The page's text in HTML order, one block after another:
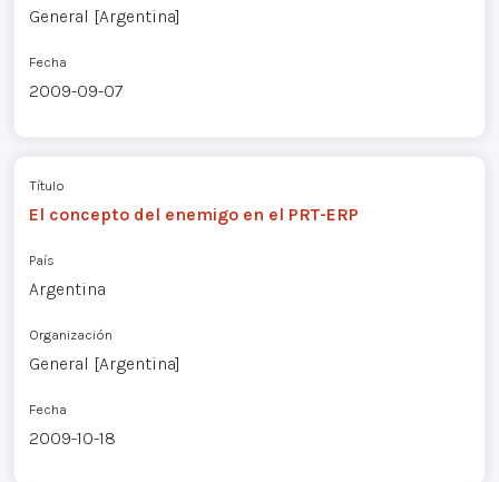
General [Argentina]
Fecha
2009-09-07
Título
El concepto del enemigo en el PRT-ERP
País
Argentina
Organización
General [Argentina]
Fecha
2009-10-18